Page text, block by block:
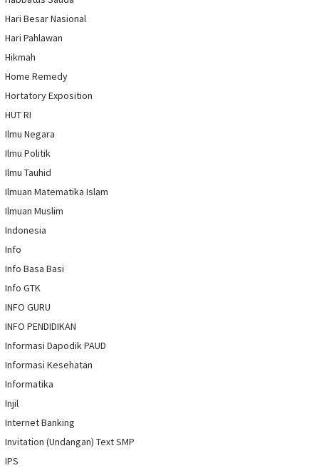
Hari Besar Nasional
Hari Pahlawan
Hikmah
Home Remedy
Hortatory Exposition
HUT RI
Ilmu Negara
Ilmu Politik
Ilmu Tauhid
Ilmuan Matematika Islam
Ilmuan Muslim
Indonesia
Info
Info Basa Basi
Info GTK
INFO GURU
INFO PENDIDIKAN
Informasi Dapodik PAUD
Informasi Kesehatan
Informatika
Injil
Internet Banking
Invitation (Undangan) Text SMP
IPS